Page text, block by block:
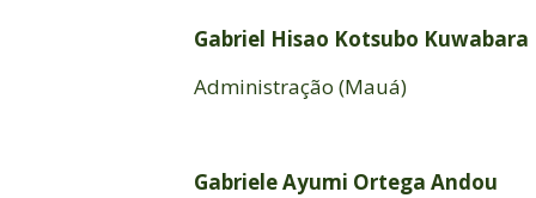
Gabriel Hisao Kotsubo Kuwabara
Administração (Mauá)
Gabriele Ayumi Ortega Andou